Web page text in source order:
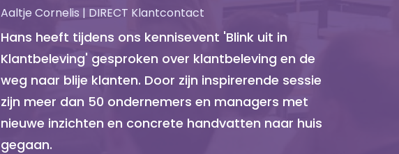
Aaltje Cornelis | DIRECT Klantcontact
Hans heeft tijdens ons kennisevent 'Blink uit in
Klantbeleving' gesproken over klantbeleving en de
weg naar blije klanten. Door zijn inspirerende sessie
zijn meer dan 50 ondernemers en managers met
nieuwe inzichten en concrete handvatten naar huis
gegaan.